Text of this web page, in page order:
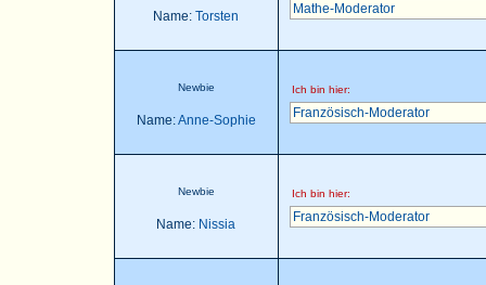
Name: Torsten Mathe-Moderator
Newbie
Name:Anne-Sophie
Ich bin hier:
Französisch-Moderator
Newbie
Name: Nissia
Ich bin hier:
Französisch-Moderator